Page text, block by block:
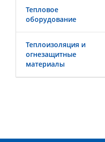
Тепловое
оборудование
Теплоизоляция и
огнезащитные
материалы